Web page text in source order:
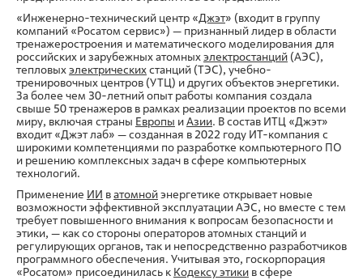
«Инженерно-технический центр «Джэт» (входит в группу
компаний «Росатом сервис») — признанный лидер в области
тренажеростроения и математического моделирования для
российских и зарубежных атомныхэлектростанций (АЭС),
тепловыхэлектрическихстанций (ТЭС), учебно-
тренировочных центров (УТЦ) и других объектов энергетики.
За более чем 30-летний опыт работы компания создала
свыше 50 тренажеров в рамках реализации проектов по всеми
миру, включая страны Европы иАзии. В состав ИТЦ «Джэт»
входит «Джэт лаб» — созданная в 2022 году ИТ-компания с
широкими компетенциями по разработке компьютерного ПО
и решению комплексных задач в сфере компьютерных
технологий.
Применение ИИ ватомнойэнергетике открывает новые
возможности эффективной эксплуатации АЭС, но вместе с тем
требует повышенного внимания к вопросам безопасности и
этики, — как со стороны операторов атомных станций и
регулирующих органов, так и непосредственно разработчиков
программного обеспечения. Учитывая это, госкорпорация
«Росатом» присоединилась к Кодексу этики в сфере